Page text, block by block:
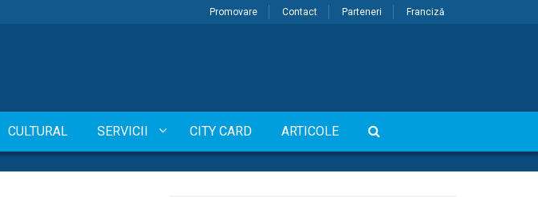
Promovare Contact Parteneri Franciză
CULTURAL SERVICII CITY CARD ARTICOLE